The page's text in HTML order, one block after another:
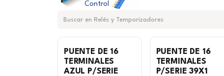
Control
PUENTE DE 16
TERMINALES
AZUL P/SERIE
PUENTE DE 16
TERMINALES
P/SERIE 39X1